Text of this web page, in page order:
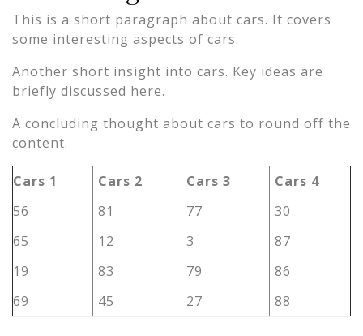
This is a short paragraph about cars. It covers
some interesting aspects of cars.
Another short insight into cars. Key ideas are
briefly discussed here.
A concluding thought about cars to round off the
content.
Cars 1 Cars 2 Cars 3
Cars 4
56
81 77
30
65
12 3
87
19
83 79
86
69
45 27 88